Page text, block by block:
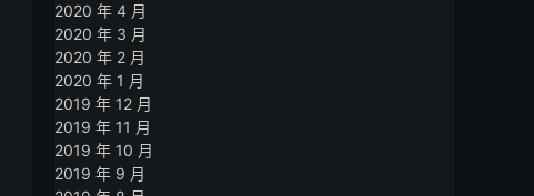
2020 年 4 月
2020 年 3 月
2020 年 2 月
2020 年 1 月
2019 年 12 月
2019 年 11 月
2019 年 10 月
2019 年 9 月